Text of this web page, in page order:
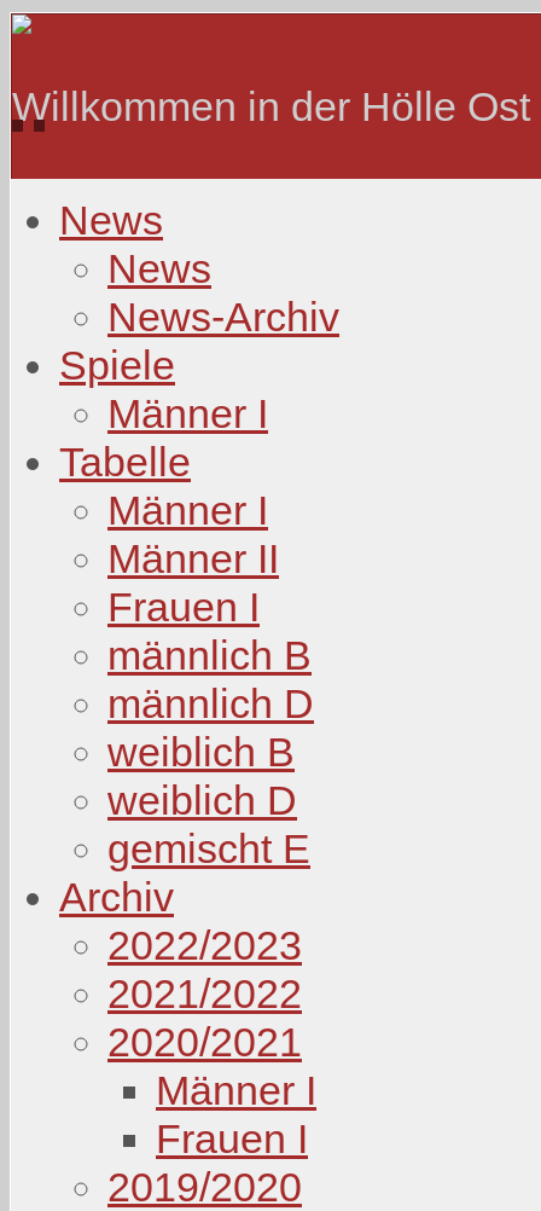
Willkommen in der Hölle Ost
News
News
News-Archiv
Spiele
Männer I
Tabelle
Männer I
Männer II
Frauen I
männlich B
männlich D
weiblich B
weiblich D
gemischt E
Archiv
2022/2023
2021/2022
2020/2021
Männer I
Frauen I
2019/2020